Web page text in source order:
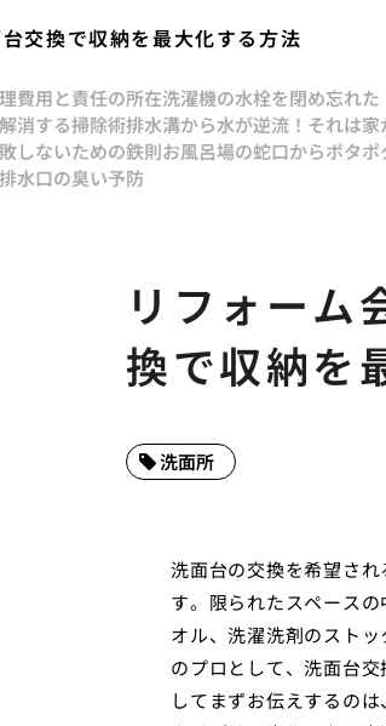
交換で収納を最大化する方法
費用と責任の所在洗濯機の水栓を閉め忘れ
消する掃除術排水溝から水が逆流！それは
しないための鉄則お風呂場の蛇口からポタ
水口の臭い予防
リフォーム
換で収納を
洗面所
洗面台の交換を希望さ
す。限られたスペース
オル、洗濯洗剤のスト
のプロとして、洗面台
してまずお伝えするの